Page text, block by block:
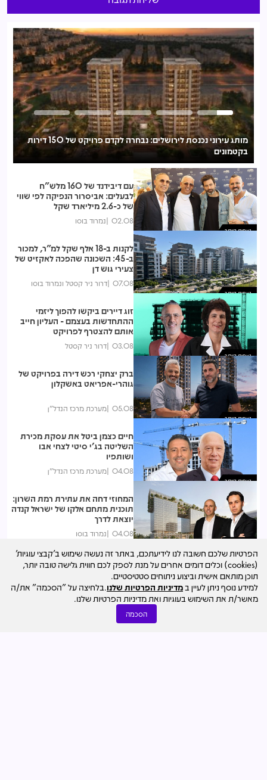
מותג עירוני נכנסת לירושלים: נבחרה לקדם פרויקט של 150 דירות
בקטמונים
נצפות ביותר
עם דיבידנד של 160 מלש"ח
לבעלים: אביסרור הנפיקה לפי שווי
של כ-2.6 מיליארד שקל
02.08 נמרוד בוסו
נצפות ביותר
לקנות ב-18 אלף שקל למ"ר, למכור
ב-45: השכונה שהפכה לאקזיט של
צעירי גוש דן
07.08 דרור ניר קסטל ונמרוד בוסו
נצפות ביותר
זוג דיירים ביקשו להפוך ליזמי
ההתחדשות בעצמם - העליון חייב
אותם להצטרף לפרויקט
03.08 דרור ניר קסטל
נצפות ביותר
ברק יצחקי רכש דירה בפרויקט של
גוהרי-אפריאט באשקלון
05.08 מערכת מרכז הנדל"ן
נצפות ביותר
חיים כצמן ביטל את עסקת מכירת
השליטה בג'י סיטי לצחי אבו
ושותפיו
04.08 מערכת מרכז הנדל"ן
המחוזי דחה את עתירת רמת השרון:
תוכנית מתחם אלקו של ישראל קנדה
יוצאת לדרך
04.08 נמרוד בוסו
מייסדי אנשי העיר משתלטים על
החברה: רוכשים את מניות רוטשטיין
לפי שווי 240 מלש"ח
05.08 נמרוד בוסו
הפרטיות שלכם חשובה לנו לידיעתכם, באתר זה נעשה שימוש ב'קבצי עוגיות'
(cookies) וכלים דומים אחרים על מנת לספק לכם חווית גלישה טובה יותר,
תוכן מותאם אישית וביצוע ניתוחים סטטיסטיים.
למידע נוסף ניתן לעיין במדיניות הפרטיות שלנו.בלחיצה על "הסכמה" את/ה
מאשר/ת את השימוש בעוגיות ואת מדיניות הפרטיות שלנו.
הסכמה